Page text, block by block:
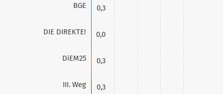
BGE
DIE DIREKTE!
DiEM25
III. Weg
0,3
0,0
0,3
0,3